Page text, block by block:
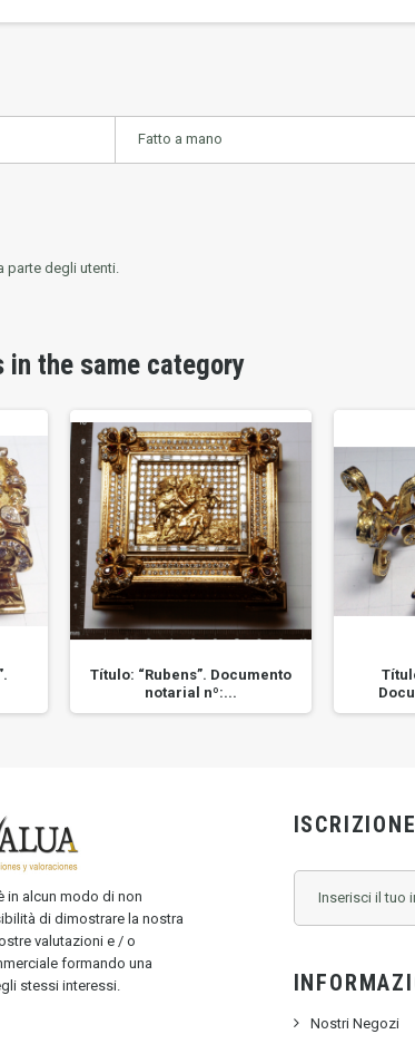
Fatto a mano
parte degli utenti.
the same category
Título: “Rubens”. Documento
notarial nº:...
in alcun modo di non
di dimostrare la nostra
valutazioni e / o
formando una
stessi interessi.
Nostri Negozi